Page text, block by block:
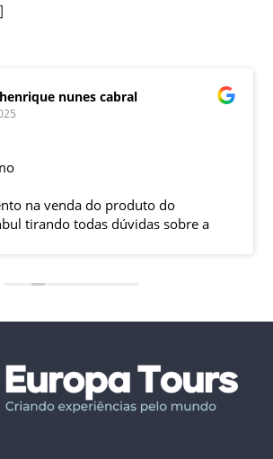
nunes cabral
na venda do produto do
tirando todas dúvidas sobre a
trabalhando. A associação dessa
o sucesso da viagem que foi, lá, em
por brasileiros e com guia Turco, Sr
um português impecável e foi
Os transfers, foram
novas e os trajetos em ônibus
dirigindo com segurança
da Turquia. Os hotéis: Armada